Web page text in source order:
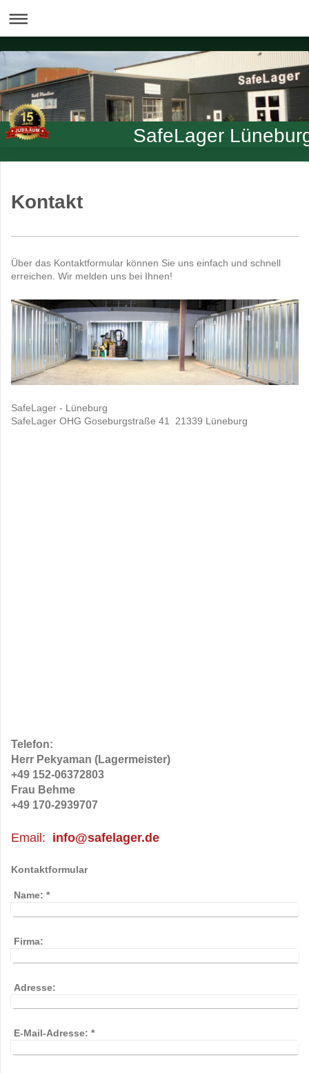
SafeLager
Kontakt
Über das Kontaktformular können Sie uns einfach und schnell
erreichen. Wir melden uns bei Ihnen!
SafeLager - Lüneburg
SafeLager OHG Goseburgstraße 41 21339 Lüneburg
Telefon:
Herr Pekyaman (Lagermeister)
+49 152-06372803
Frau Behme
+49 170-2939707
Email: info@safelager.de
Kontaktformular
Name: *
Firma:
Adresse:
E-Mail-Adresse: *